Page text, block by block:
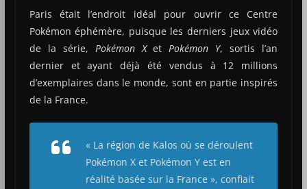
Paris était l’endroit idéal pour ouvrir ce Centre
Pokémon éphémère, puisque les derniers jeux vidéo
de la série, Pokémon XetPokémon Y, sortis l’an
dernier et ayant déjà été vendus à 12 millions
d’exemplaires dans le monde, sont en partie inspirés
de la France.
« La région de Kalos où se déroulent
Pokémon X et Pokémon Yest en
réalité basée sur la France », confiait